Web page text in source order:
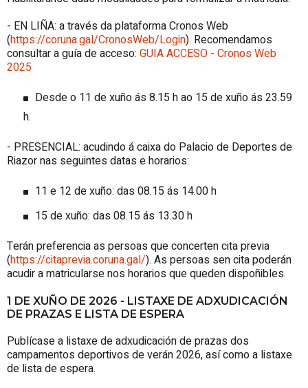
- EN LIÑA: a través da plataforma Cronos Web
(https://coruna.gal/CronosWeb/Login). Recomendamos
consultar a guía de acceso: GUIA ACCESO - Cronos Web
2025
Desde o 11 de xuño ás 8.15 h ao 15 de xuño ás 23.59
h.
- PRESENCIAL: acudindo á caixa do Palacio de Deportes de
Riazor nas seguintes datas e horarios:
11 e 12 de xuño: das 08.15 ás 14.00 h
15 de xuño: das 08.15 ás 13.30 h
Terán preferencia as persoas que concerten cita previa
(https://citaprevia.coruna.gal/). As persoas sen cita poderán
acudir a matricularse nos horarios que queden dispoñibles.
1 DE XUÑO DE 2026 - LISTAXE DE ADXUDICACIÓN
DE PRAZAS E LISTA DE ESPERA
Publícase a listaxe de adxudicación de prazas dos
campamentos deportivos de verán 2026, así como a listaxe
de lista de espera.